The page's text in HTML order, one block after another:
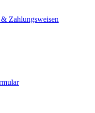
Zahlungsweisen